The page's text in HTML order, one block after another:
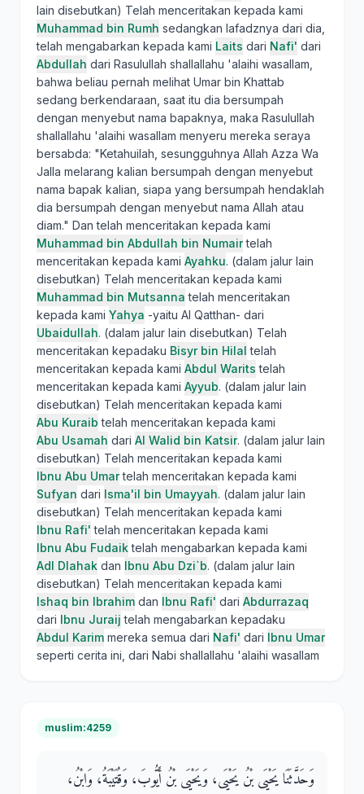
lain disebutkan) Telah menceritakan kepada kami
Muhammad bin Rumh sedangkan lafadznya dari dia,
telah mengabarkan kepada kami Laits dari Nafi' dari
Abdullah dari Rasulullah shallallahu 'alaihi wasallam,
bahwa beliau pernah melihat Umar bin Khattab
sedang berkendaraan, saat itu dia bersumpah
dengan menyebut nama bapaknya, maka Rasulullah
shallallahu 'alaihi wasallam menyeru mereka seraya
bersabda: "Ketahuilah, sesungguhnya Allah Azza Wa
Jalla melarang kalian bersumpah dengan menyebut
nama bapak kalian, siapa yang bersumpah hendaklah
dia bersumpah dengan menyebut nama Allah atau
diam." Dan telah menceritakan kepada kami
Muhammad bin Abdullah bin Numairtelah
menceritakan kepada kami Ayahku. (dalam jalur lain
disebutkan) Telah menceritakan kepada kami
Muhammad bin Mutsanna telah menceritakan
kepada kami Yahya -yaitu Al Qatthan- dari
Ubaidullah. (dalam jalur lain disebutkan) Telah
menceritakan kepadaku Bisyr bin Hilal telah
menceritakan kepada kami Abdul Warits telah
menceritakan kepada kami Ayyub. (dalam jalur lain
disebutkan) Telah menceritakan kepada kami
Abu Kuraib telah menceritakan kepada kami
Abu Usamah dari Al Walid bin Katsir. (dalam jalur lain
disebutkan) Telah menceritakan kepada kami
Ibnu Abu Umartelah menceritakan kepada kami
Sufyan dari Isma'il bin Umayyah. (dalam jalur lain
disebutkan) Telah menceritakan kepada kami
Ibnu Rafi' telah menceritakan kepada kami
Ibnu Abu Fudaiktelah mengabarkan kepada kami
Adl Dlahak dan Ibnu Abu Dzi`b. (dalam jalur lain
disebutkan) Telah menceritakan kepada kami
Ishaq bin Ibrahim dan Ibnu Rafi' dari Abdurrazaq
dari Ibnu Juraij telah mengabarkan kepadaku
Abdul Karim mereka semua dari Nafi' dari Ibnu Umar
seperti cerita ini, dari Nabi shallallahu 'alaihi wasallam
muslim:4259
وَحَدَّثَنَا يَحْيَى بْنُ يَحْيَى، وَيَحْيَى بْنُ أَيُّوبَ، وَقُتَيْبَةُ، وَابْنُ،